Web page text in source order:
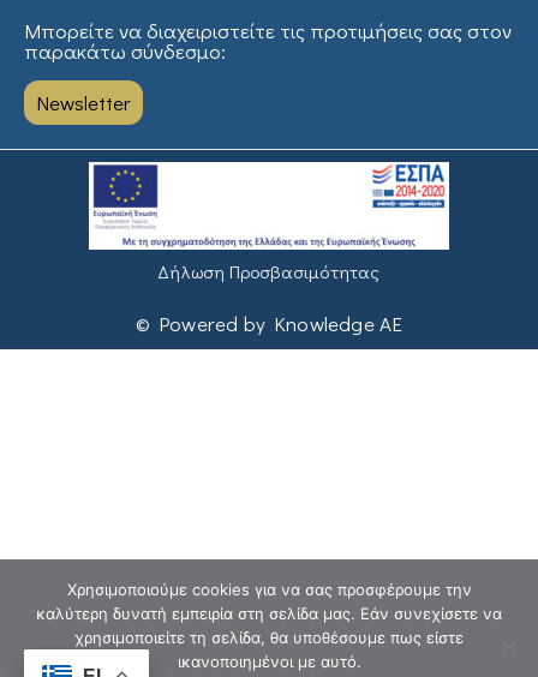
Μπορείτε να διαχειριστείτε τις προτιμήσεις σας στον
παρακάτω σύνδεσμο:
Newsletter
Δήλωση Προσβασιμότητας
© Powered by Knowledge AE
Χρησιμοποιούμε cookies για να σας προσφέρουμε την
καλύτερη δυνατή εμπειρία στη σελίδα μας. Εάν συνεχίσετε να
χρησιμοποιείτε τη σελίδα, θα υποθέσουμε πως είστε
ικανοποιημένοι με αυτό.